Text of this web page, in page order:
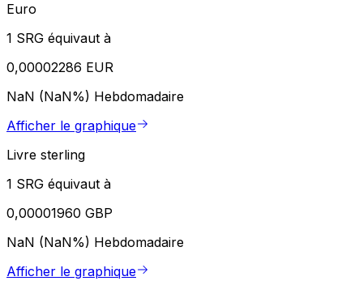
Euro
1 SRG équivaut à
0,00002286 EUR
NaN (NaN%) Hebdomadaire
Afficher le graphique
Livre sterling
1 SRG équivaut à
0,00001960 GBP
NaN (NaN%) Hebdomadaire
Afficher le graphique